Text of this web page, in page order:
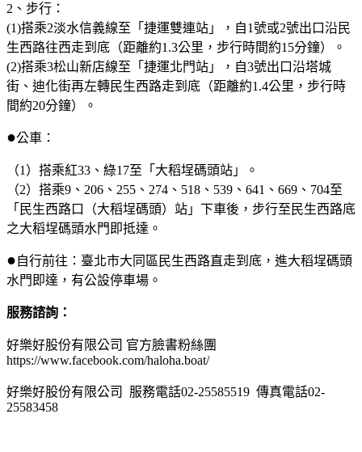
2、步行：
(1)搭乘2淡水信義線至「捷運雙連站」，自1號或2號出口沿民
生西路往西走到底（距離約1.3公里，步行時間約15分鐘）。
(2)搭乘3松山新店線至「捷運北門站」，自3號出口沿塔城
街、迪化街再左轉民生西路走到底（距離約1.4公里，步行時
間約20分鐘）。
●公車：
（1）搭乘紅33、綠17至「大稻埕碼頭站」。
（2）搭乘9、206、255、274、518、539、641、669、704至
「民生西路口（大稻埕碼頭）站」下車後，步行至民生西路底
之大稻埕碼頭水門即抵達。
●自行前往：臺北市大同區民生西路直走到底，進大稻埕碼頭
水門即達，有公設停車場。
服務諮詢：
好樂好股份有限公司 官方臉書粉絲團
https://www.facebook.com/haloha.boat/
好樂好股份有限公司 服務電話02-25585519 傳真電話02-
25583458